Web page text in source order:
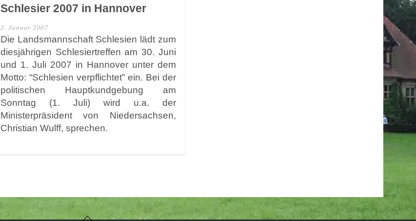
Schlesier 2007 in Hannover
2. Januar 2007
Die Landsmannschaft Schlesien lädt zum
diesjährigen Schlesiertreffen am 30. Juni
und 1. Juli 2007 in Hannover unter dem
Motto: “Schlesien verpflichtet” ein. Bei der
politischen Hauptkundgebung am
Sonntag (1. Juli) wird u.a. der
Ministerpräsident von Niedersachsen,
Christian Wulff, sprechen.